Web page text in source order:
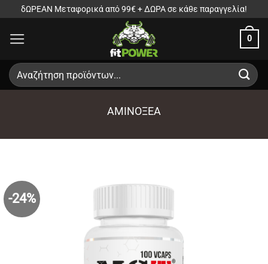
Μετάβαση
περιεχόμενο
δΩΡΕΑΝ Μεταφορικά από 99€ + ΔΩΡΑ σε κάθε παραγγελία!
0
Αναζήτηση
για:
ΑΜΙΝΟΞΈΑ
-24%